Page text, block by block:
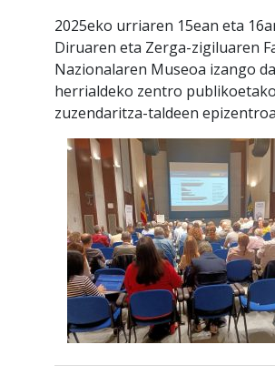
2025eko urriaren 15ean eta
Diruaren eta Zerga-zigiluaren
Nazionalaren Museoa izango
herrialdeko zentro publikoetako
zuzendaritza-taldeen